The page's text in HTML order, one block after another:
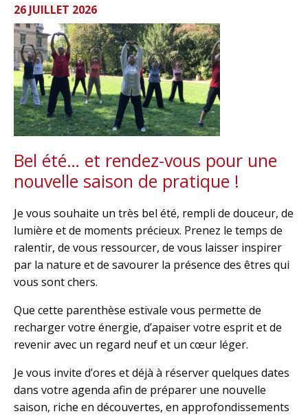
26 JUILLET 2026
Bel été… et rendez-vous pour une
nouvelle saison de pratique !
Je vous souhaite un très bel été, rempli de douceur, de
lumière et de moments précieux. Prenez le temps de
ralentir, de vous ressourcer, de vous laisser inspirer
par la nature et de savourer la présence des êtres qui
vous sont chers.
Que cette parenthèse estivale vous permette de
recharger votre énergie, d’apaiser votre esprit et de
revenir avec un regard neuf et un cœur léger.
Je vous invite d’ores et déjà à réserver quelques dates
dans votre agenda afin de préparer une nouvelle
saison, riche en découvertes, en approfondissements